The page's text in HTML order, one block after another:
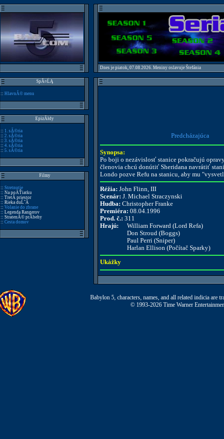
Dnes je piatok, 07.08.2026. Meniny oslavuje Štefánia
SpĂ¤ĹĄ
:: HlavnĂ© menu
EpizĂłdy
:: 1. sĂ©ria
:: 2. sĂ©ria
:: 3. sĂ©ria
:: 4. sĂ©ria
:: 5. sĂ©ria
Filmy
:: Stretnutie
:: Na poÄŤiatku
:: TretĂ­ priestor
:: Rieka duĹˇĂ­
:: Volanie do zbrane
:: Legenda Rangerov
:: StratenĂ© prĂ­behy
:: Cesta domov
Predcházajúca
Synopsa:
Po boji o nezávislosť stanice pokračujú
členovia chcú donútiť Sheridana navrátiť
Londo pozve Refu na stanicu, aby mu
Réžia: John Flinn, III
Scenár: J. Michael Straczynski
Hudba: Christopher Franke
Premiéra: 08.04.1996
Prod. č.: 311
Hrajú:
William Forward (Lord Refa)
Don Stroud (Boggs)
Paul Perri (Sniper)
Harlan Ellison (Počítač Sparky)
Ukážky
Babylon 5, characters, names, and all related indicia are
© 1993-2026 Time Warner